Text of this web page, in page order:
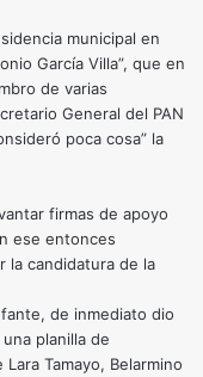
municipal en
García Villa”, que en
de varias
General del PAN
poca cosa” la
firmas de apoyo
ese entonces
la candidatura de la
de inmediato dio
planilla de
Tamayo, Belarmino